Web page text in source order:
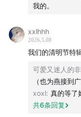
需要购买的听友们
利：
1、点击进入专属购
淘宝：
京东：
我的。
xxlhhh
2026.5.08
我们的清明节特
可爱又迷人的
（也为燕接到
xoxl: 真的等了
共6条回复